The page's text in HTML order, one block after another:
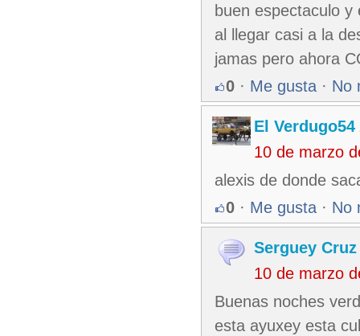
buen espectaculo
al llegar casi a la
jamas pero ahora
0 · Me gusta · No
El Verdugo54
10 de marzo
alexis de donde
0 · Me gusta · No
Serguey
10 de marzo
Buenas noches
esta ayuxey esta